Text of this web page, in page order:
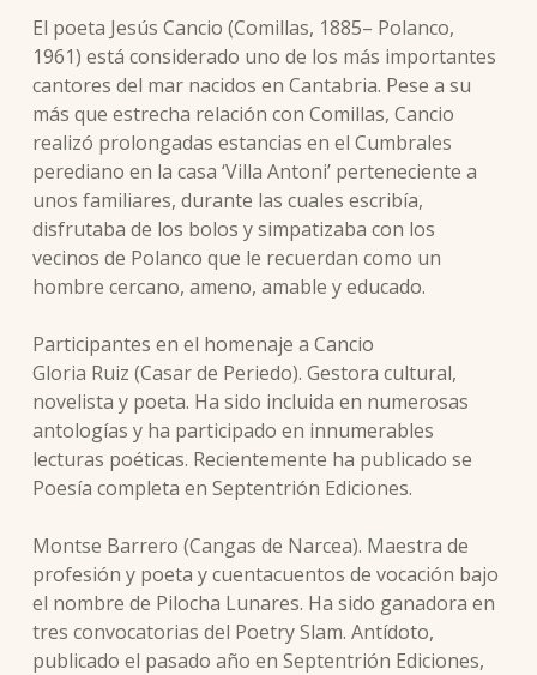
El poeta Jesús Cancio (Comillas, 1885– Polanco,
1961) está considerado uno de los más importantes
cantores del mar nacidos en Cantabria. Pese a su
más que estrecha relación con Comillas, Cancio
realizó prolongadas estancias en el Cumbrales
perediano en la casa ‘Villa Antoni’ perteneciente a
unos familiares, durante las cuales escribía,
disfrutaba de los bolos y simpatizaba con los
vecinos de Polanco que le recuerdan como un
hombre cercano, ameno, amable y educado.
Participantes en el homenaje a Cancio
Gloria Ruiz (Casar de Periedo). Gestora cultural,
novelista y poeta. Ha sido incluida en numerosas
antologías y ha participado en innumerables
lecturas poéticas. Recientemente ha publicado se
Poesía completa en Septentrión Ediciones.
Montse Barrero (Cangas de Narcea). Maestra de
profesión y poeta y cuentacuentos de vocación bajo
el nombre de Pilocha Lunares. Ha sido ganadora en
tres convocatorias del Poetry Slam. Antídoto,
publicado el pasado año en Septentrión Ediciones,